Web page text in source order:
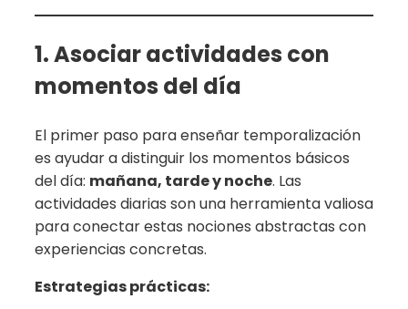
1. Asociar actividades con
momentos del día
El primer paso para enseñar temporalización
es ayudar a distinguir los momentos básicos
del día: mañana, tarde y noche. Las
actividades diarias son una herramienta valiosa
para conectar estas nociones abstractas con
experiencias concretas.
Estrategias prácticas: